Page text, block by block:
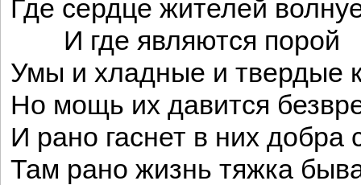
Где сердце жителей
И где являются порой
Умы и хладные и твердые
Но мощь их давится
И рано гаснет в них
Там рано жизнь тяжка